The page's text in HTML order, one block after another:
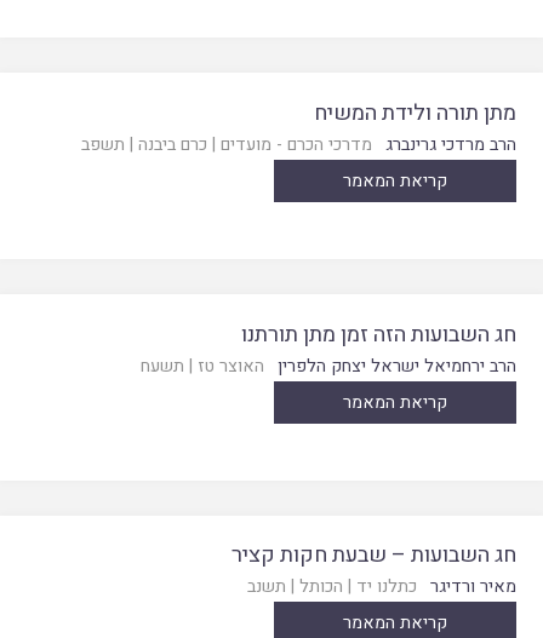
מתן תורה ולידת המשיח
הרב מרדכי גרינברג מדרכי הכרם - מועדים | כרם ביבנה | תשפב
קריאת המאמר
חג השבועות הזה זמן מתן תורתנו
הרב ירחמיאל ישראל יצחק הלפרין האוצר טז | תשעח
קריאת המאמר
חג השבועות – שבעת חקות קציר
מאיר ורדיגר כתלנו יד | הכותל | תשנב
קריאת המאמר